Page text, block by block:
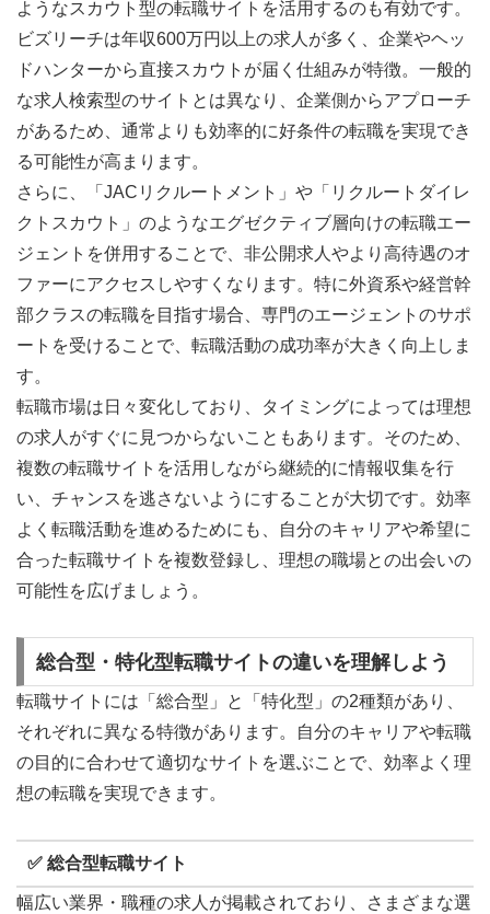
ようなスカウト型の転職サイトを活用するのも有効です。
ビズリーチは年収600万円以上の求人が多く、企業やヘッ
ドハンターから直接スカウトが届く仕組みが特徴。一般的
な求人検索型のサイトとは異なり、企業側からアプローチ
があるため、通常よりも効率的に好条件の転職を実現でき
る可能性が高まります。
さらに、「JACリクルートメント」や「リクルートダイレ
クトスカウト」のようなエグゼクティブ層向けの転職エー
ジェントを併用することで、非公開求人やより高待遇のオ
ファーにアクセスしやすくなります。特に外資系や経営幹
部クラスの転職を目指す場合、専門のエージェントのサポ
ートを受けることで、転職活動の成功率が大きく向上しま
す。
転職市場は日々変化しており、タイミングによっては理想
の求人がすぐに見つからないこともあります。そのため、
複数の転職サイトを活用しながら継続的に情報収集を行
い、チャンスを逃さないようにすることが大切です。効率
よく転職活動を進めるためにも、自分のキャリアや希望に
合った転職サイトを複数登録し、理想の職場との出会いの
可能性を広げましょう。
総合型・特化型転職サイトの違いを理解しよう
転職サイトには「総合型」と「特化型」の2種類があり、
それぞれに異なる特徴があります。自分のキャリアや転職
の目的に合わせて適切なサイトを選ぶことで、効率よく理
想の転職を実現できます。
✅ 総合型転職サイト
幅広い業界・職種の求人が掲載されており、さまざまな選